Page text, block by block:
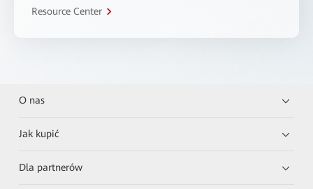
Resource Center
O nas
Jak kupić
Dla partnerów